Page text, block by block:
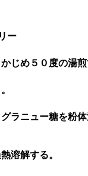
ー
じめ５０度の湯
ラニュー糖を粉
溶解する。